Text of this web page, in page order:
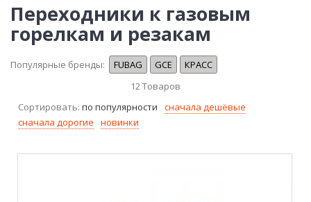
Переходники к газовым
горелкам и резакам
Популярные бренды: FUBAG GCE
КРАСС
12Товаров
Сортировать: по популярности
сначала дешёвые
сначала дорогие
новинки